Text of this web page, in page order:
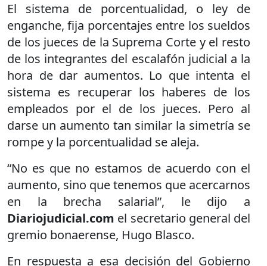
El sistema de porcentualidad, o ley de
enganche, fija porcentajes entre los sueldos
de los jueces de la Suprema Corte y el resto
de los integrantes del escalafón judicial a la
hora de dar aumentos. Lo que intenta el
sistema es recuperar los haberes de los
empleados por el de los jueces. Pero al
darse un aumento tan similar la simetría se
rompe y la porcentualidad se aleja.
“No es que no estamos de acuerdo con el
aumento, sino que tenemos que acercarnos
en la brecha salarial”, le dijo a
Diariojudicial.com el secretario general del
gremio bonaerense, Hugo Blasco.
En respuesta a esa decisión del Gobierno